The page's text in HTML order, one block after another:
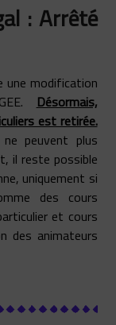
: Arrêté
une modification
Désormais,
est retirée.
peuvent plus
il reste possible
uniquement si
des cours
et cours
des animateurs